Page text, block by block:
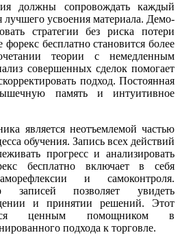
должны сопровождать каждый
лучшего усвоения материала. Демо-
стратегии без риска потери
бесплатно становится более
теории с немедленным
совершенных сделок помогает
подход. Постоянная
память и интуитивное
является неотъемлемой частью
обучения. Запись всех действий
прогресс и анализировать
бесплатно включает в себя
и самоконтроля.
записей позволяет увидеть
и принятии решений. Этот
ценным помощником в
подхода к торговле.